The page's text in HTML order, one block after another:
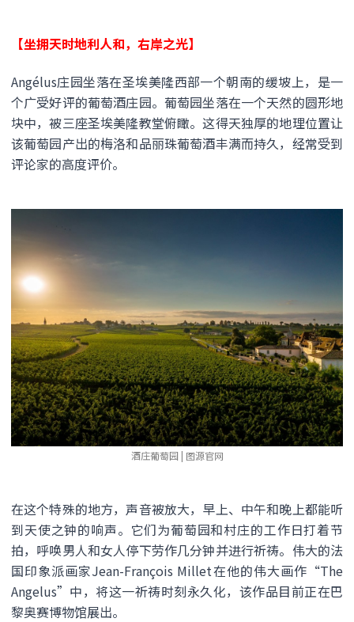
【坐拥天时地利人和，右岸之光】
Angélus庄园坐落在圣埃美隆西部一个朝南的缓坡上，是一
个广受好评的葡萄酒庄园。葡萄园坐落在一个天然的圆形地
块中，被三座圣埃美隆教堂俯瞰。这得天独厚的地理位置让
该葡萄园产出的梅洛和品丽珠葡萄酒丰满而持久，经常受到
评论家的高度评价。
酒庄葡萄园 | 图源官网
在这个特殊的地方，声音被放大，早上、中午和晚上都能听
到天使之钟的响声。它们为葡萄园和村庄的工作日打着节
拍，呼唤男人和女人停下劳作几分钟并进行祈祷。伟大的法
国印象派画家Jean-François Millet在他的伟大画作“The
Angelus”中，将这一祈祷时刻永久化，该作品目前正在巴
黎奥赛博物馆展出。